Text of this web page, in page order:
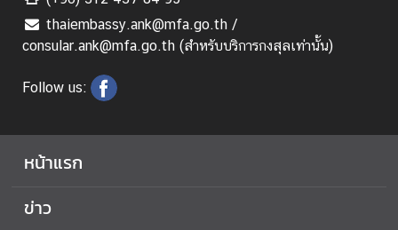
ถ
า
น
อ
อั
ค
า
thaiembassy.ank@mfa.go.th /
consular.ank@mfa.go.th (สำหรับบริการกงสุลเท่านั้น)
Follow us:
หน้าแรก
ข่าว